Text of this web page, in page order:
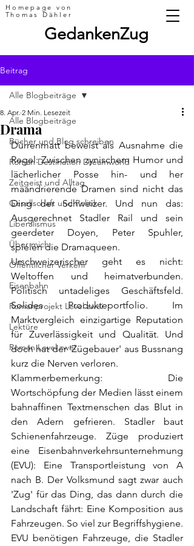
Homepage von
Thomas Dähler
GedankenZug
Beitrag
Alle Blogbeiträge
Bücher und Blog schreiben
Roman Destination Dreamworld
Zeitgeist und Alltag
Gesellschaft und Politik
Liberalismus
Über mich
Öffentlicher Verkehr
Eisenbahn
Romanprojekt Level zwei
Lektüre
Roman Level zwei
Alle Blogbeiträge
Drama
8. Apr. 2 Min. Lesezeit
Dürrenmatt beweist als Ausnahme die
Regel: Zwischen zynischem Humor und
lächerlicher Posse hin- und her
mäandrierende Dramen sind nicht das
Ding der Schweizer. Und nun das:
Ausgerechnet Stadler Rail und sein
geerdeter Doyen, Peter Spuhler,
spielen die Dramaqueen.
Urschweizerischer geht es nicht:
Weltoffen und heimatverbunden.
Politisch untadeliges Geschäftsfeld.
Solides Produkteportfolio. Im
Marktvergleich einzigartige Reputation
für Zuverlässigkeit und Qualität. Und
doch hat der 'Zügebauer' aus Bussnang
kurz die Nerven verloren.
Klammerbemerkung: Die
Wortschöpfung der Medien lässt einem
bahnaffinen Textmenschen das Blut in
den Adern gefrieren. Stadler baut
Schienenfahrzeuge. Züge produziert
eine Eisenbahnverkehrsunternehmung
(EVU): Eine Transportleistung von A
nach B. Der Volksmund sagt zwar auch
'Zug' für das Ding, das dann durch die
Landschaft fährt: Eine Komposition aus
Fahrzeugen. So viel zur Begriffshygiene.
EVU benötigen Fahrzeuge, die Stadler